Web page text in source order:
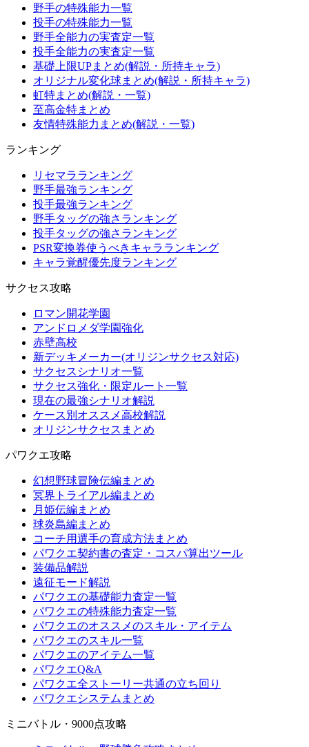
野手の特殊能力一覧
投手の特殊能力一覧
野手全能力の実査定一覧
投手全能力の実査定一覧
基礎上限UPまとめ(解説・所持キャラ)
オリジナル変化球まとめ(解説・所持キャラ)
虹特まとめ(解説・一覧)
至高金特まとめ
友情特殊能力まとめ(解説・一覧)
ランキング
リセマラランキング
野手最強ランキング
投手最強ランキング
野手タッグの強さランキング
投手タッグの強さランキング
PSR変換券使うべきキャラランキング
キャラ覚醒優先度ランキング
サクセス攻略
ロマン開花学園
アンドロメダ学園強化
赤壁高校
新デッキメーカー(オリジンサクセス対応)
サクセスシナリオ一覧
サクセス強化・限定ルート一覧
現在の最強シナリオ解説
ケース別オススメ高校解説
オリジンサクセスまとめ
パワクエ攻略
幻想野球冒険伝編まとめ
冥界トライアル編まとめ
月姫伝編まとめ
球炎島編まとめ
コーチ用選手の育成方法まとめ
パワクエ契約書の査定・コスパ算出ツール
装備品解説
遠征モード解説
パワクエの基礎能力査定一覧
パワクエの特殊能力査定一覧
パワクエのオススメのスキル・アイテム
パワクエのスキル一覧
パワクエのアイテム一覧
パワクエQ&A
パワクエ全ストーリー共通の立ち回り
パワクエシステムまとめ
ミニバトル・9000点攻略